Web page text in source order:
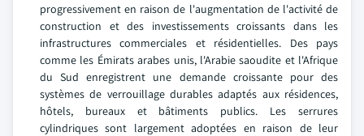
progressivement en raison de l'augmentation de l'activité de
construction et des investissements croissants dans les
infrastructures commerciales et résidentielles. Des pays
comme les Émirats arabes unis, l'Arabie saoudite et l'Afrique
du Sud enregistrent une demande croissante pour des
systèmes de verrouillage durables adaptés aux résidences,
hôtels, bureaux et bâtiments publics. Les serrures
cylindriques sont largement adoptées en raison de leur